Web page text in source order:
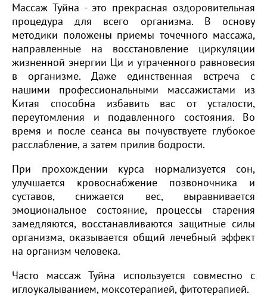
Массаж Туйна - это прекрасная оздоровительная
процедура для всего организма. В основу
методики положены приемы точечного массажа,
направленные на восстановление циркуляции
жизненной энергии Ци и утраченного равновесия
в организме. Даже единственная встреча с
нашими профессиональными массажистами из
Китая способна избавить вас от усталости,
переутомления и подавленного состояния. Во
время и после сеанса вы почувствуете глубокое
расслабление, а затем прилив бодрости.
При прохождении курса нормализуется сон,
улучшается кровоснабжение позвоночника и
суставов, снижается вес, выравнивается
эмоциональное состояние, процессы старения
замедляются, восстанавливаются защитные силы
организма, оказывается общий лечебный эффект
на организм человека.
Часто массаж Туйна используется совместно с
иглоукалыванием, моксотерапией, фитотерапией.